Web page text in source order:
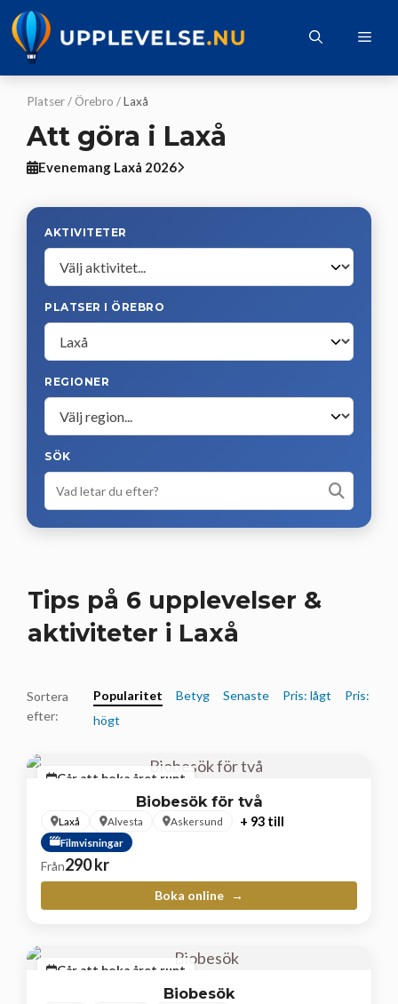
Hoppa
till
innehåll
Platser/ Örebro /Laxå
Att göra i Laxå
Evenemang Laxå 2026
AKTIVITETER
PLATSER I ÖREBRO
REGIONER
SÖK
Tips på 6 upplevelser &
aktiviteter i Laxå
Sortera
efter:
Popularitet Betyg Senaste Pris: lågt
Pris:
högt
Går att boka året runt
Biobesök för två
Laxå Alvesta Askersund + 93 till
Filmvisningar
Från290kr
Boka online
Går att boka året runt
Biobesök